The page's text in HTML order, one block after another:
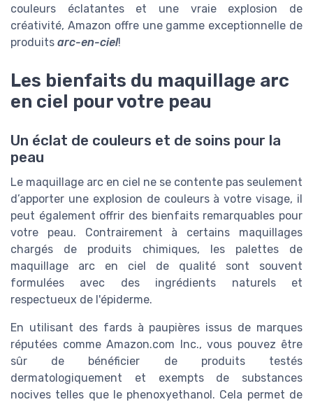
couleurs éclatantes et une vraie explosion de
créativité, Amazon offre une gamme exceptionnelle de
produits arc-en-ciel!
Les bienfaits du maquillage arc
en ciel pour votre peau
Un éclat de couleurs et de soins pour la
peau
Le maquillage arc en ciel ne se contente pas seulement
d’apporter une explosion de couleurs à votre visage, il
peut également offrir des bienfaits remarquables pour
votre peau. Contrairement à certains maquillages
chargés de produits chimiques, les palettes de
maquillage arc en ciel de qualité sont souvent
formulées avec des ingrédients naturels et
respectueux de l'épiderme.
En utilisant des fards à paupières issus de marques
réputées comme Amazon.com Inc., vous pouvez être
sûr de bénéficier de produits testés
dermatologiquement et exempts de substances
nocives telles que le phenoxyethanol. Cela permet de